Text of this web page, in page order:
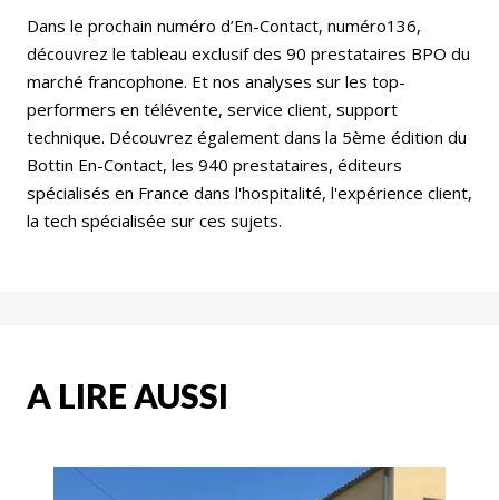
Dans le prochain numéro d’En-Contact, numéro136,
découvrez le tableau exclusif des 90 prestataires BPO du
marché francophone. Et nos analyses sur les top-
performers en télévente, service client, support
technique. Découvrez également dans la 5ème édition du
Bottin En-Contact, les 940 prestataires, éditeurs
spécialisés en France dans l'hospitalité, l'expérience client,
la tech spécialisée sur ces sujets.
A LIRE AUSSI